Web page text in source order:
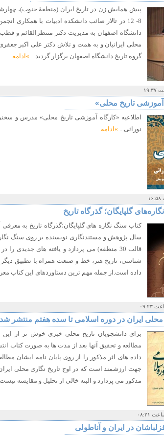
8- 12 در تالار صائب دانشکده ادبیات با همکاری
دانشگاه اصفهان به مدیریت دکتر منتظر‌القائم و
محلی ایرانیان و به همت و تلاش دکتر علی اکبر
گروه تاریخ دانشگاه اصفهان برگزار گردید... »ادامه
آموزشی تاریخ محلی»
​​اطلاعیه «کارگاه آموزشی تاریخ محلی» مدرس و
نورائی... »ادامه
گلپایگان؛ گذرگاه تاریخ
کتاب سنگ نگاره های گلپایگان؛گذرگاه تاریخ به
سال پژوهش و مستندنگاری نویسنده بر روی سنگ
قالب 30 منطقه) می پردازد و یافته های جدیدی
شناسی، تاریخ هنر، خط و صنعت همراه با تطبیق دیگر
داده است.از جمله مهم ترین دستاوردهای این کتاب
محلی ایران در دوره اسلامی تا سده هفتم منتشر شد
برای دانشجویان تاریخ محلی خبری خوش تر از
مطالعه و تحقیق آنها بعد از مدت ها به صورت کتاب
داده های اثر مذکور را از روی پایان نامة ایشان
جهت ارزشمند است که در اوج تاریخ نگاری محلی
مذکور می پردازد و البته خالی از تحلیل و مقایسه
در ایران و آناطولی